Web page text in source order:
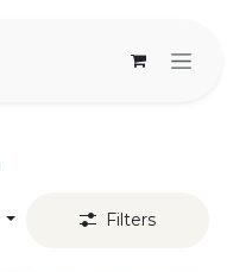
Filters